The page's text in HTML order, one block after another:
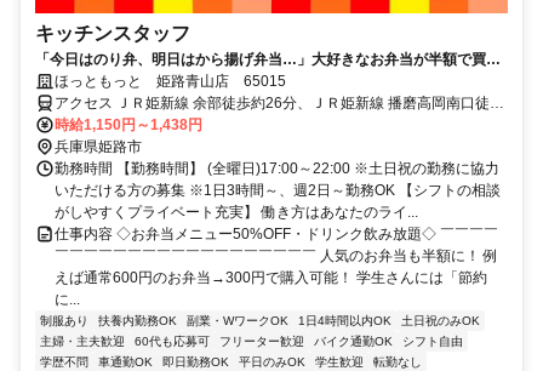
キッチンスタッフ
「今日はのり弁、明日はから揚げ弁当…」大好きなお弁当が半額で買え
るから、今日も働くのが楽しみだ。
ほっともっと 姫路青山店 65015
アクセス ＪＲ姫新線 余部徒歩約26分、ＪＲ姫新線 播磨高岡南口徒歩
約31分、ＪＲ山陽本線 英賀保徒歩約61分 【バス】神姫バス「青山出
屋敷」より徒歩2分
時給1,150円～1,438円
兵庫県姫路市
勤務時間 【勤務時間】 (全曜日)17:00～22:00 ※土日祝の勤務に協力
いただける方の募集 ※1日3時間～、週2日～勤務OK 【シフトの相談
がしやすくプライベート充実】 働き方はあなたのライ...
仕事内容 ◇お弁当メニュー50%OFF・ドリンク飲み放題◇ ￣￣￣￣
￣￣￣￣￣￣￣￣￣￣￣￣￣￣￣￣￣￣ 人気のお弁当も半額に！ 例
えば通常600円のお弁当→300円で購入可能！ 学生さんには「節約
に...
制服あり 扶養内勤務OK 副業・WワークOK 1日4時間以内OK
土日祝のみOK
主婦・主夫歓迎
60代も応募可 フリーター歓迎 バイク通勤OK
シフト自由
学歴不問
車通勤OK 即日勤務OK 平日のみOK 学生歓迎
転勤なし